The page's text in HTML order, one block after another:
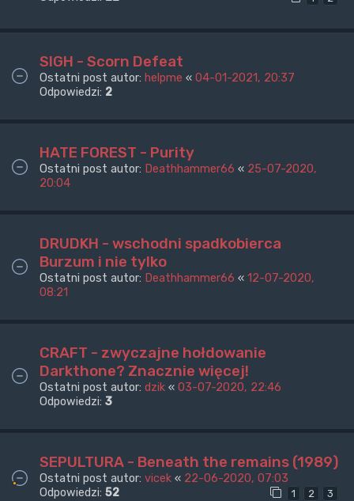
SIGH - Scorn Defeat
Ostatni post autor: helpme « 04-01-2021, 20:37
Odpowiedzi: 2
HATE FOREST - Purity
Ostatni post autor: Deathhammer66 « 25-07-2020,
20:04
DRUDKH - wschodni spadkobierca
Burzum i nie tylko
Ostatni post autor: Deathhammer66 « 12-07-2020,
08:21
CRAFT - zwyczajne hołdowanie
Darkthone? Znacznie więcej!
Ostatni post autor: dzik « 03-07-2020, 22:46
Odpowiedzi: 3
SEPULTURA - Beneath the remains (1989)
Ostatni post autor: vicek « 22-06-2020, 07:03
Odpowiedzi: 52 1 2 3